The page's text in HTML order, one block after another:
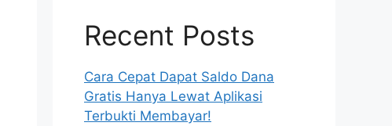
Recent Posts
Cara Cepat Dapat Saldo Dana
Gratis Hanya Lewat Aplikasi
Terbukti Membayar!